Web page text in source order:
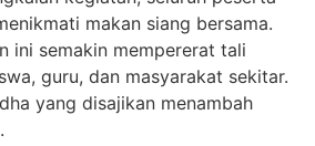
makan siang bersama.
ini semakin mempererat tali
guru, dan masyarakat sekitar.
yang disajikan menambah